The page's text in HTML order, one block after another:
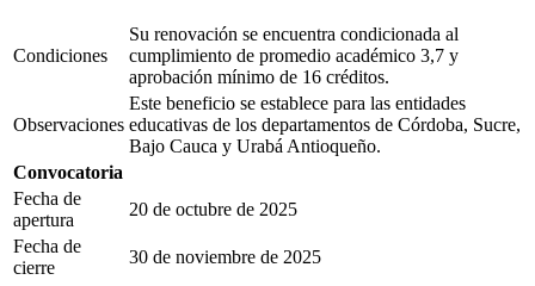
Condiciones
Su renovación se encuentra condicionada al
cumplimiento de promedio académico 3,7 y
aprobación mínimo de 16 créditos.
Observaciones
Este beneficio se establece para las entidades
educativas de los departamentos de Córdoba, Sucre,
Bajo Cauca y Urabá Antioqueño.
Convocatoria
Fecha de
apertura
20 de octubre de 2025
Fecha de
cierre
30 de noviembre de 2025